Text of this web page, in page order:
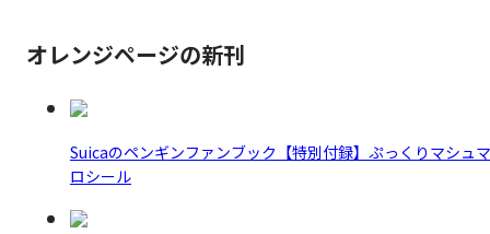
オレンジページの新刊
Suicaのペンギンファンブック【特別付録】ぷっくりマシュマ
ロシール